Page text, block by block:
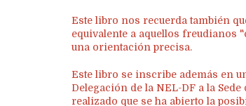
Este libro nos recuerda también
equivalente a aquellos freudianos
una orientación precisa.
Este libro se inscribe además en
Delegación de la NEL-DF a la
realizado que se ha abierto la